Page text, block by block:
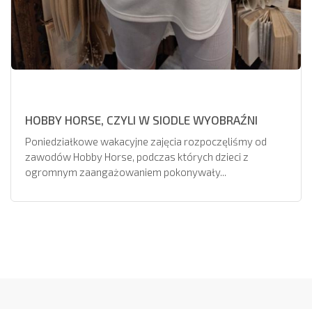
HOBBY HORSE, CZYLI W SIODLE WYOBRAŹNI
Poniedziałkowe wakacyjne zajęcia rozpoczęliśmy od
zawodów Hobby Horse, podczas których dzieci z
ogromnym zaangażowaniem pokonywały...